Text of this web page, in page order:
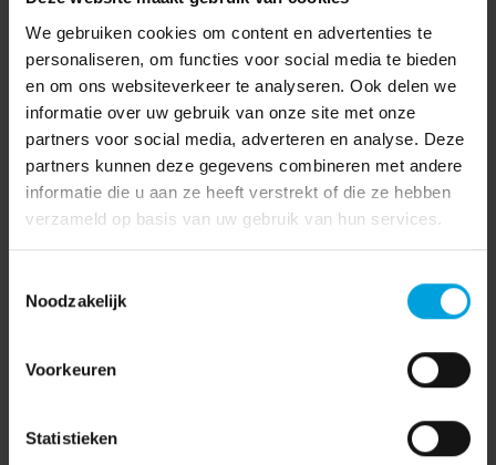
We gebruiken cookies om content en advertenties te
personaliseren, om functies voor social media te bieden
en om ons websiteverkeer te analyseren. Ook delen we
informatie over uw gebruik van onze site met onze
partners voor social media, adverteren en analyse. Deze
partners kunnen deze gegevens combineren met andere
informatie die u aan ze heeft verstrekt of die ze hebben
verzameld op basis van uw gebruik van hun services.
Noodzakelijk
Voorkeuren
Statistieken
of als functioneel beheerder;
Een afgeronde hbo-opleiding, bijvoorbeeld in
bedrijfskunde, MER of HRM;
De drive om te sparren over processen op het gebied
van HR en je bent daarmee op de hoogte van de laatste
ontwikkelingen;
Beheersing van MS Office (Excel en Word);
Bereidheid om te reizen binnen Nederland
waar samenwerken vanzelfsprekend is en waar ruimte is
om jezelf te ontwikkelen. We vinden het belangrijk dat jij